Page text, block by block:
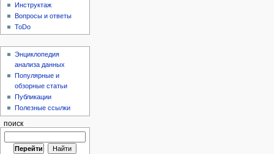
Инструктаж
Вопросы и ответы
ToDo
Энциклопедия
анализа данных
Популярные и
обзорные статьи
Публикации
Полезные ссылки
поиск